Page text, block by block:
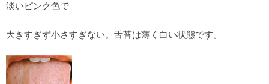
淡いピンク色で
大きすぎず小さすぎない。舌苔は薄く白い状態です。